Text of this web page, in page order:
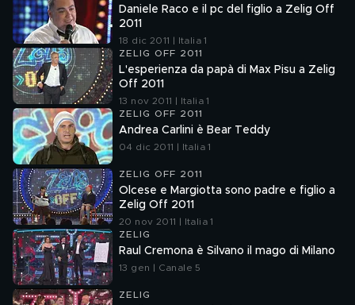
Daniele Raco e il pc del figlio a Zelig Off
2011
18 dic 2011 | Italia 1
ZELIG OFF 2011
L'esperienza da papà di Max Pisu a Zelig
Off 2011
13 nov 2011 | Italia 1
ZELIG OFF 2011
Andrea Carlini è Bear Teddy
04 dic 2011 | Italia 1
ZELIG OFF 2011
Olcese e Margiotta sono padre e figlio a
Zelig Off 2011
20 nov 2011 | Italia 1
ZELIG
Raul Cremona è Silvano il mago di Milano
13 gen | Canale 5
ZELIG